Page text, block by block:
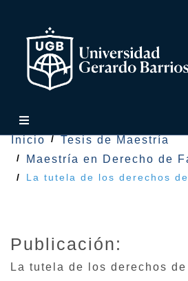
Inicio
Tesis de Maestría
Maestría en Derecho de
La tutela de los derechos
Publicación:
La tutela de los derechos